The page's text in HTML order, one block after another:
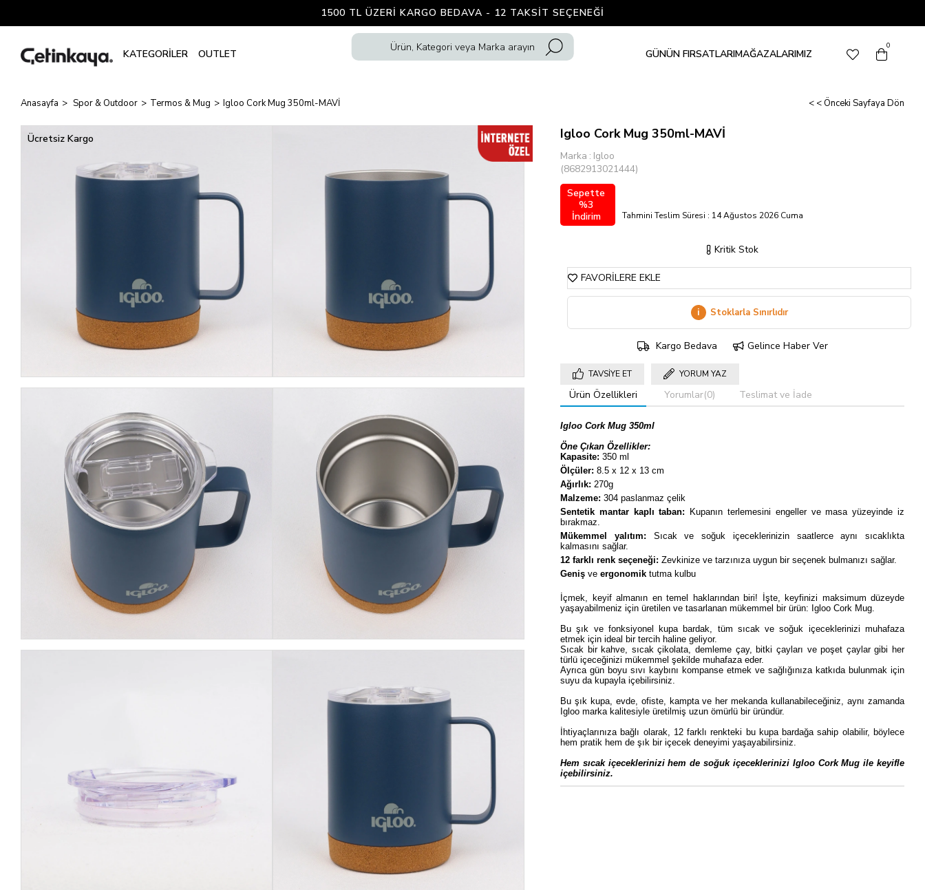
1500 TL ÜZERI KARGO BEDAVA - 12 TAKSIT SEÇENEĞI
GÜNÜN FIRSATLARIMAĞAZALARIMIZ
0
Anasayfa Spor & Outdoor Termos & Mug Igloo Cork Mug 350ml-MAVİ < < Önceki Sayfaya Dön
Ücretsiz Kargo Igloo Cork Mug 350ml-MAVİ
Marka : Igloo
(8682913021444)
Tahmini Teslim Süresi : 14 Ağustos 2026 Cuma
Sepette
%3
İndirim
Kritik Stok
FAVORILERE EKLE
i Stoklarla Sınırlıdır
Kargo Bedava Gelince Haber Ver
TAVSIYE ET YORUM YAZ
Ürün Özellikleri Yorumlar(0) Teslimat ve İade
Igloo Cork Mug 350ml
Öne Çıkan Özellikler:
Kapasite: 350 ml
Ölçüler: 8.5 x 12 x 13 cm
Ağırlık: 270g
Malzeme: 304 paslanmaz çelik
Sentetik mantar kaplı taban:
Kupanın terlemesini engeller ve masa yüzeyinde iz
bırakmaz.
Mükemmel yalıtım: Sıcak ve soğuk içeceklerinizin saatlerce aynı sıcaklıkta
kalmasını sağlar.
12 farklı renk seçeneği: Zevkinize ve tarzınıza uygun bir seçenek bulmanızı sağlar.
Geniş ve ergonomik tutma kulbu
İçmek, keyif almanın en temel haklarından biri! İşte, keyfinizi maksimum düzeyde
yaşayabilmeniz için üretilen ve tasarlanan mükemmel bir ürün: Igloo Cork Mug.
Bu şık ve fonksiyonel kupa bardak, tüm sıcak ve soğuk içeceklerinizi muhafaza
etmek için ideal bir tercih haline geliyor.
Sıcak bir kahve, sıcak çikolata, demleme çay, bitki çayları ve poşet çaylar gibi her
türlü içeceğinizi mükemmel şekilde muhafaza eder.
Ayrıca gün boyu sıvı kaybını kompanse etmek ve sağlığınıza katkıda bulunmak için
suyu da kupayla içebilirsiniz.
Bu şık kupa, evde, ofiste, kampta ve her mekanda kullanabileceğiniz, aynı zamanda
Igloo marka kalitesiyle üretilmiş uzun ömürlü bir üründür.
İhtiyaçlarınıza bağlı olarak, 12 farklı renkteki bu kupa bardağa sahip olabilir, böylece
hem pratik hem de şık bir içecek deneyimi yaşayabilirsiniz.
Hem sıcak içeceklerinizi hem de soğuk içeceklerinizi Igloo Cork Mug ile keyifle
içebilirsiniz.